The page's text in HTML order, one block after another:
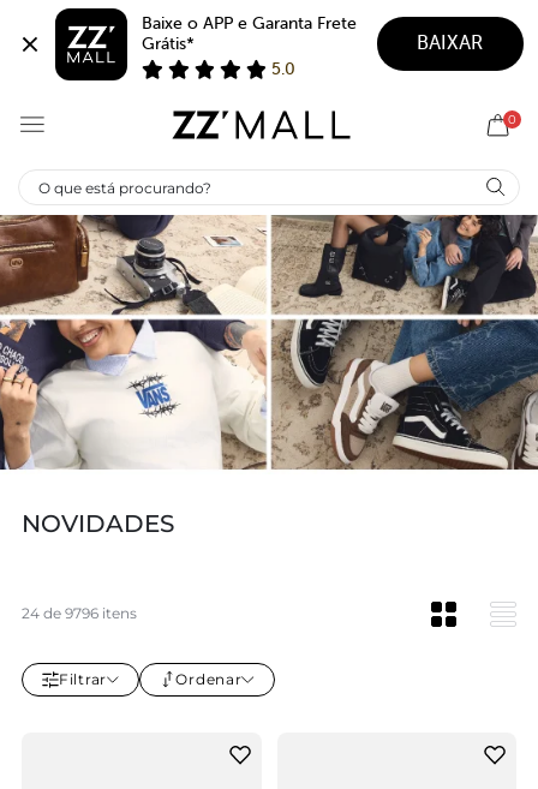
Baixe o APP e Garanta Frete
Grátis*
5.0
BAIXAR
0
NOVIDADES
24 de 9796 itens
Filtrar Ordenar
Novidades | ZZ MALL